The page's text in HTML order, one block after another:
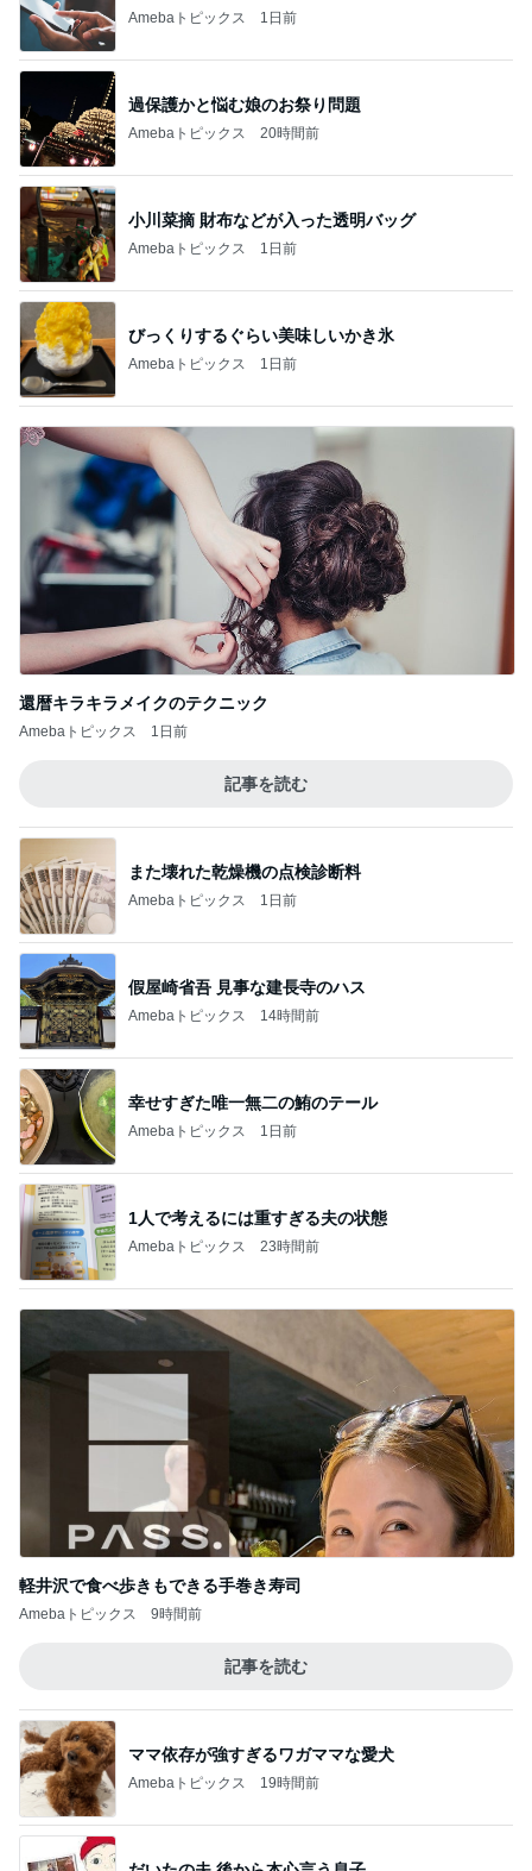
Amebaトピックス 1日前
過保護かと悩む娘のお祭り問題
Amebaトピックス 20時間前
小川菜摘 財布などが入った透明バッグ
Amebaトピックス 1日前
びっくりするぐらい美味しいかき氷
Amebaトピックス 1日前
還暦キラキラメイクのテクニック
Amebaトピックス 1日前
記事を読む
また壊れた乾燥機の点検診断料
Amebaトピックス 1日前
假屋崎省吾 見事な建長寺のハス
Amebaトピックス 14時間前
幸せすぎた唯一無二の鮪のテール
Amebaトピックス 1日前
1人で考えるには重すぎる夫の状態
Amebaトピックス 23時間前
軽井沢で食べ歩きもできる手巻き寿司
Amebaトピックス 9時間前
記事を読む
ママ依存が強すぎるワガママな愛犬
Amebaトピックス 19時間前